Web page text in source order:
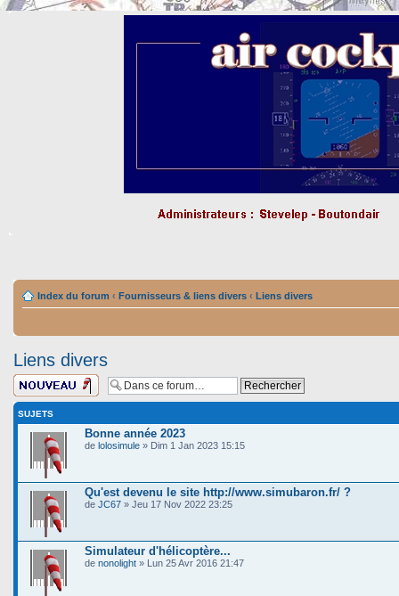
Index du forum ‹ Fournisseurs & liens divers ‹ Liens divers
Liens divers
Ecrire un nouveau
sujet
SUJETS
Bonne année 2023
de lolosimule » Dim 1 Jan 2023 15:15
Qu'est devenu le site http://www.simubaron.fr/ ?
de JC67 » Jeu 17 Nov 2022 23:25
Simulateur d'hélicoptère...
de nonolight » Lun 25 Avr 2016 21:47